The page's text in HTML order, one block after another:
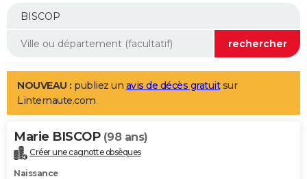
Mobiles
Meilleur smartphone
Internet
Ordinateurs
Jeux vidéo
Guide high-tech
Aménagement intérieur
LIFESTYLE
Art de vivre
Bien-être
Loisirs
Mode
Modes de vie
Alimentation
Guide de la santé
Maladies
Médicaments
Sommeil
VOYAGE
Destinations
City break
Voyage nature
Voyage de noces
Forum
Climat
+PHOTO
NOUVEAU : publiez un avis de décès gratuitsur
Linternaute.com
Marie BISCOP (98 ans)
Créer une cagnotte obsèques
Naissance